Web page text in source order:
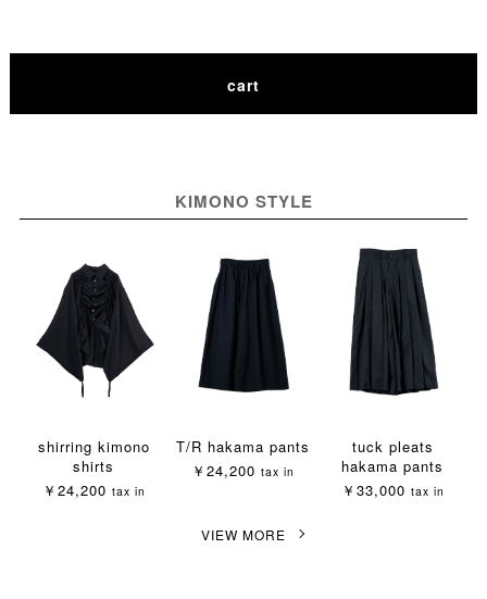
cart
KIMONO STYLE
shirring kimono
shirts
￥24,200 tax in
T/R hakama pants
￥24,200tax in
tuck pleats
hakama pants
￥33,000 tax in
VIEW MORE